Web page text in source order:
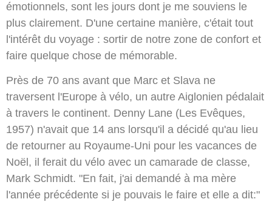
émotionnels, sont les jours dont je me souviens le
plus clairement. D'une certaine manière, c'était tout
l'intérêt du voyage : sortir de notre zone de confort et
faire quelque chose de mémorable.
Près de 70 ans avant que Marc et Slava ne
traversent l'Europe à vélo, un autre Aiglonien pédalait
à travers le continent. Denny Lane (Les Evêques,
1957) n'avait que 14 ans lorsqu'il a décidé qu'au lieu
de retourner au Royaume-Uni pour les vacances de
Noël, il ferait du vélo avec un camarade de classe,
Mark Schmidt. "En fait, j'ai demandé à ma mère
l'année précédente si je pouvais le faire et elle a dit:"